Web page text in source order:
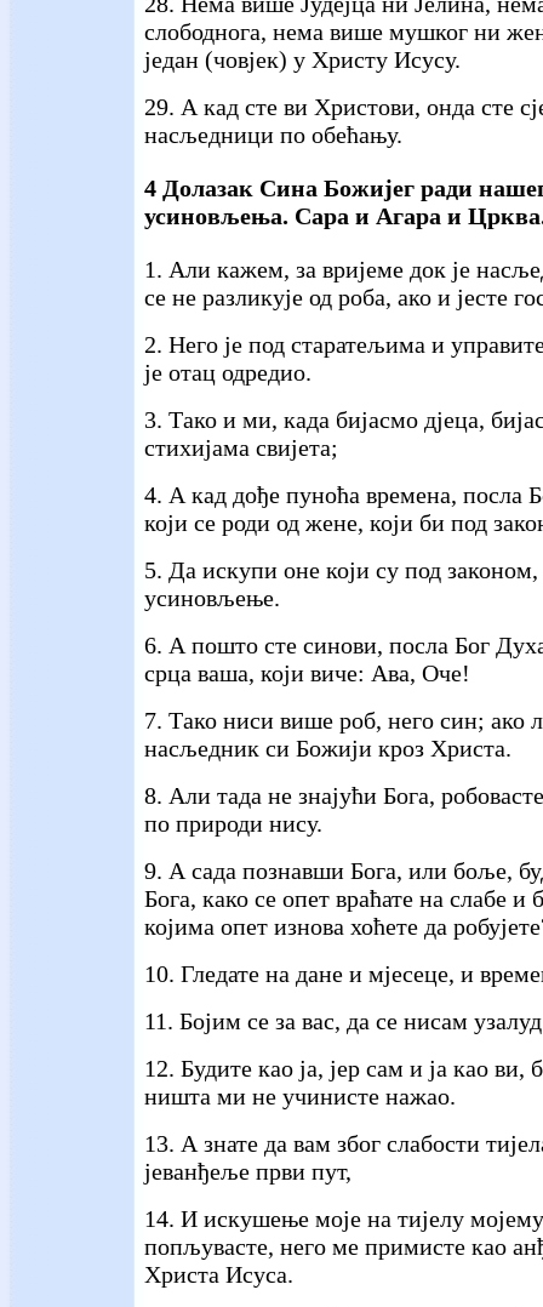
слободнога, нема више мушког ни
један (човјек) у Христу Исусу.
29. А кад сте ви Христови, онда сте
насљедници по обећању.
4 Долазак Сина Божијег ради
усиновљења. Сара и Агара и
1. Али кажем, за вријеме док је
се не разликује од роба, ако и јесте
2. Него је под старатељима и
је отац одредио.
3. Тако и ми, када бијасмо дјеца,
стихијама свијета;
4. А кад дође пуноћа времена, посла
који се роди од жене, који би под
5. Да искупи оне који су под
усиновљење.
6. А пошто сте синови, посла Бог
срца ваша, који виче: Ава, Оче!
7. Тако ниси више роб, него син; ако
насљедник си Божији кроз Христа.
8. Али тада не знајући Бога,
по природи нису.
9. А сада познавши Бога, или боље,
Бога, како се опет враћате на слабе и
којима опет изнова хоћете да
10. Гледате на дане и мјесеце, и
11. Бојим се за вас, да се нисам
12. Будите као ја, јер сам и ја као
ништа ми не учинисте нажао.
13. А знате да вам због слабости
јеванђеље први пут,
14. И искушење моје на тијелу
попљувасте, него ме примисте као
Христа Исуса.